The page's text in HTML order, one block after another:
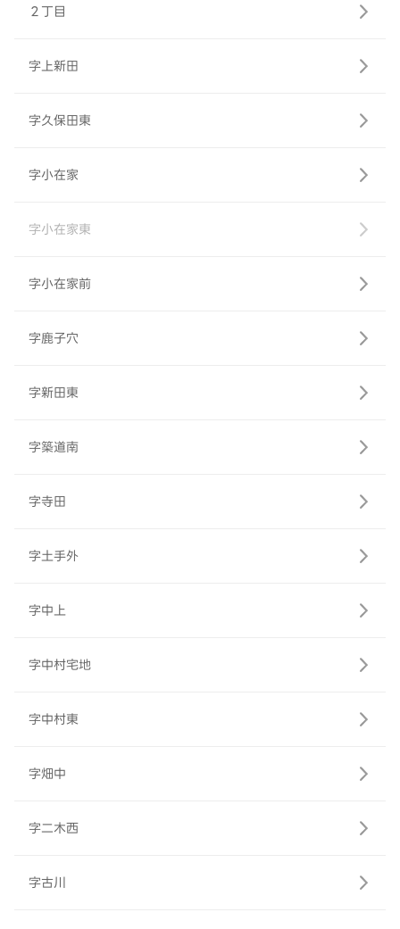
２丁目
字上新田
字久保田東
字小在家
字小在家東
字小在家前
字鹿子穴
字新田東
字築道南
字寺田
字土手外
字中上
字中村宅地
字中村東
字畑中
字二木西
字古川